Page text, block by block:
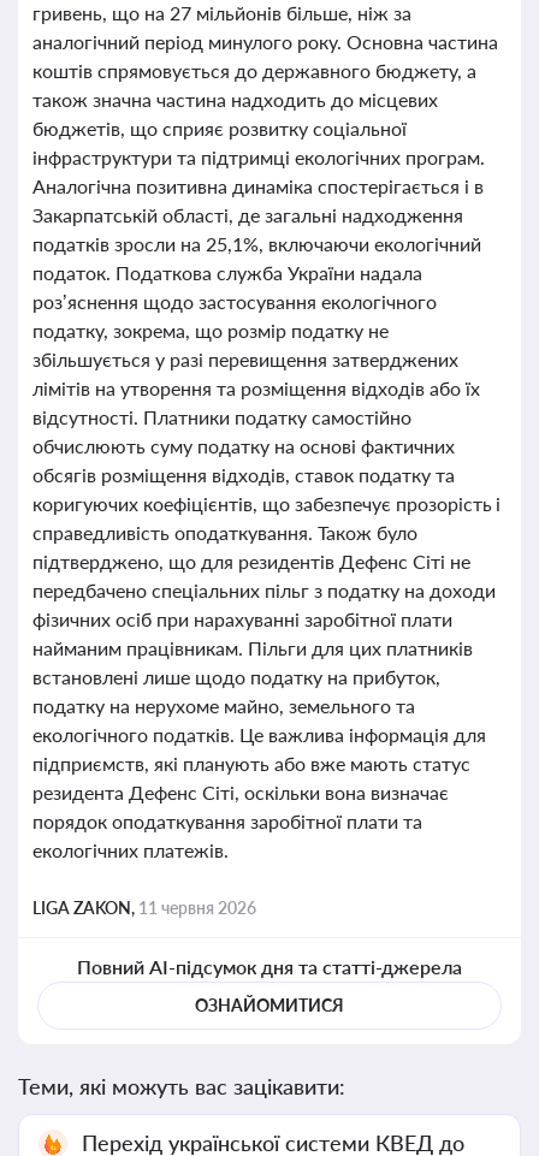
гривень, що на 27 мільйонів більше, ніж за
аналогічний період минулого року. Основна частина
коштів спрямовується до державного бюджету, а
також значна частина надходить до місцевих
бюджетів, що сприяє розвитку соціальної
інфраструктури та підтримці екологічних програм.
Аналогічна позитивна динаміка спостерігається і в
Закарпатській області, де загальні надходження
податків зросли на 25,1%, включаючи екологічний
податок. Податкова служба України надала
роз’яснення щодо застосування екологічного
податку, зокрема, що розмір податку не
збільшується у разі перевищення затверджених
лімітів на утворення та розміщення відходів або їх
відсутності. Платники податку самостійно
обчислюють суму податку на основі фактичних
обсягів розміщення відходів, ставок податку та
коригуючих коефіцієнтів, що забезпечує прозорість і
справедливість оподаткування. Також було
підтверджено, що для резидентів Дефенс Сіті не
передбачено спеціальних пільг з податку на доходи
фізичних осіб при нарахуванні заробітної плати
найманим працівникам. Пільги для цих платників
встановлені лише щодо податку на прибуток,
податку на нерухоме майно, земельного та
екологічного податків. Це важлива інформація для
підприємств, які планують або вже мають статус
резидента Дефенс Сіті, оскільки вона визначає
порядок оподаткування заробітної плати та
екологічних платежів.
LIGA ZAKON, 11 червня 2026
Повний AI-підсумок дня та статті-джерела
ОЗНАЙОМИТИСЯ
Теми, які можуть вас зацікавити:
Перехід української системи КВЕД до